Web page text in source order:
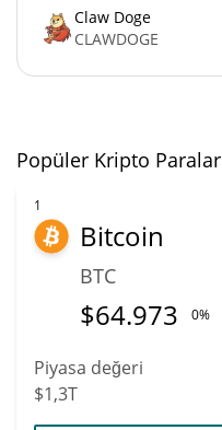
Claw Doge
CLAWDOGE
Popüler Kripto Paralar
1
Bitcoin
BTC
$64.973 0%
Piyasa değeri
$1,3T